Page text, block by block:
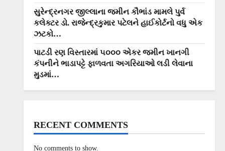
સુરેન્દ્રનગર જીલ્લાના જમીન કૌભાંડ મામલે પુર્વ
કલેક્ટર ડો. રાજેન્દ્રકુમાર પટેલને હાઈકોર્ટનો વધુ એક
ઝટકો…
પાટડી રણ વિસ્તારમાં ૫૦૦૦ એકર જમીન ખાનગી
કંપનીને ભાડાપટ્ટે ફાળવતા અગરિયાઓ લડી લેવાના
મુડમાં…
RECENT COMMENTS
No comments to show.